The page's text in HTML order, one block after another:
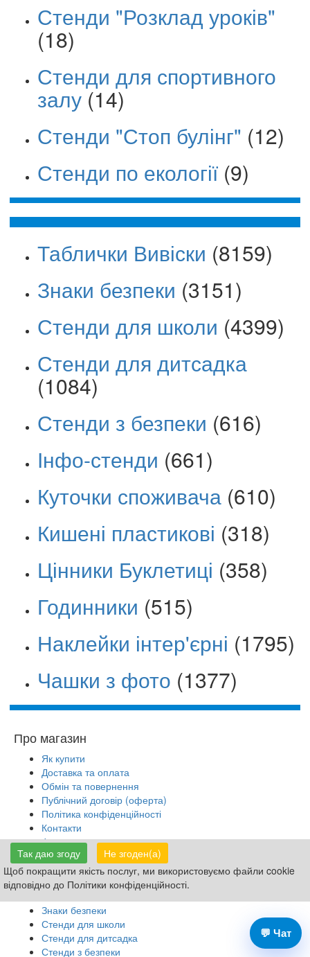
Так даю згоду
Не згоден(а)
Щоб покращити якість послуг, ми використовуємо файли cookie
відповідно до Політики конфіденційності.
Стенди "Розклад уроків"
(18)
Стенди для спортивного
залу(14)
Стенди "Стоп булінг" (12)
Стенди по екології (9)
Таблички Вивіски (8159)
Знаки безпеки (3151)
Стенди для школи (4399)
Стенди для дитсадка
(1084)
Стенди з безпеки (616)
Інфо-стенди (661)
Куточки споживача (610)
Кишені пластикові (318)
Цінники Буклетиці (358)
Годинники (515)
Наклейки інтер'єрні (1795)
Чашки з фото (1377)
Про магазин
Як купити
Доставка та оплата
Обмін та повернення
Публічний договір (оферта)
Політика конфіденційності
Контакти
Фотогалерея
Конструктор
Каталог товарів
Знаки безпеки
Стенди для школи
Стенди для дитсадка
Стенди з безпеки
💬 Чат